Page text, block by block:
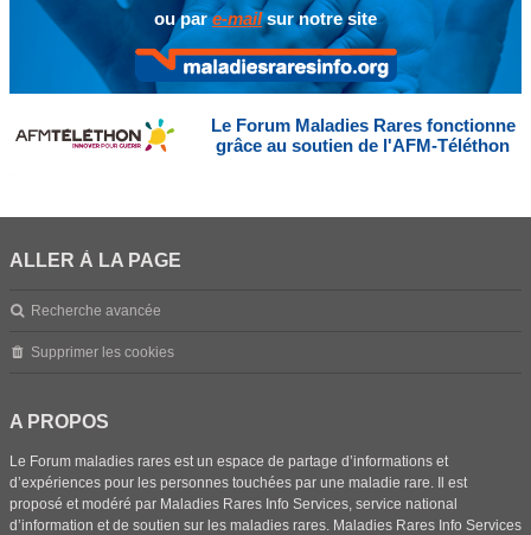
ou pare-mailsur notre site
Le Forum Maladies Rares fonctionne
grâce au soutien de l'AFM-Téléthon
ALLER À LA PAGE
Recherche avancée
Supprimer les cookies
A PROPOS
Le Forum maladies rares est un espace de partage d’informations et
d’expériences pour les personnes touchées par une maladie rare. Il est
proposé et modéré par Maladies Rares Info Services, service national
d’information et de soutien sur les maladies rares. Maladies Rares Info Services